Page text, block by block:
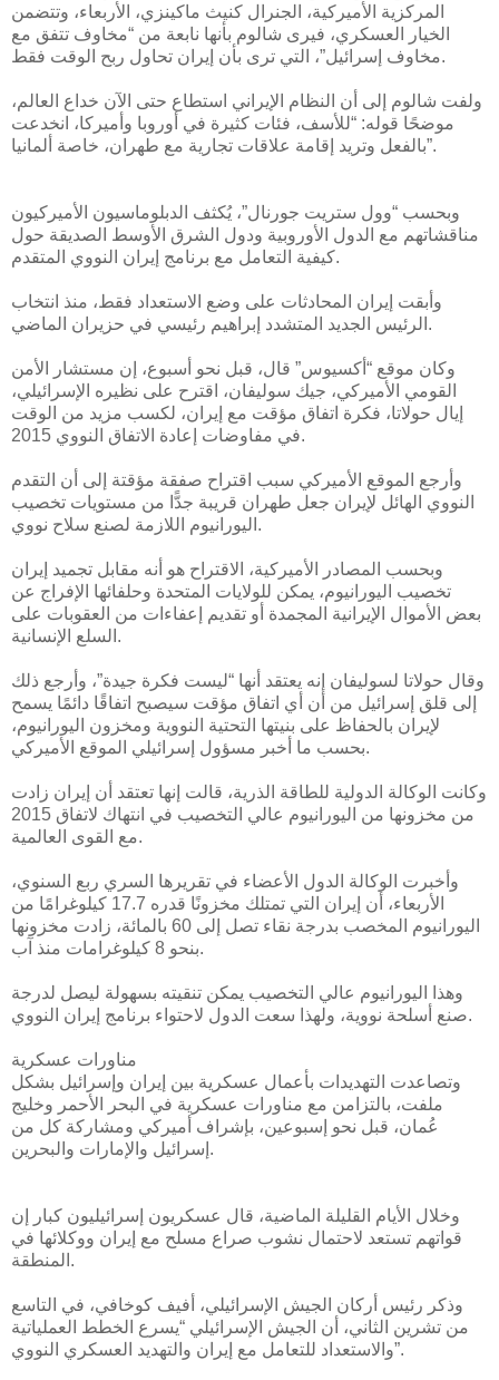
المركزية الأميركية، الجنرال كنيث ماكينزي، الأربعاء، وتتضمن
الخيار العسكري، فيرى شالوم بأنها نابعة من “مخاوف تتفق مع
مخاوف إسرائيل”، التي ترى بأن إيران تحاول ربح الوقت فقط.
ولفت شالوم إلى أن النظام الإيراني استطاع حتى الآن خداع العالم،
موضحًا قوله: “للأسف، فئات كثيرة في أوروبا وأميركا، انخدعت
بالفعل وتريد إقامة علاقات تجارية مع طهران، خاصة ألمانيا”.
وبحسب “وول ستريت جورنال”، يُكثف الدبلوماسيون الأميركيون
مناقشاتهم مع الدول الأوروبية ودول الشرق الأوسط الصديقة حول
كيفية التعامل مع برنامج إيران النووي المتقدم.
وأبقت إيران المحادثات على وضع الاستعداد فقط، منذ انتخاب
الرئيس الجديد المتشدد إبراهيم رئيسي في حزيران الماضي.
وكان موقع “أكسيوس” قال، قبل نحو أسبوع، إن مستشار الأمن
القومي الأميركي، جيك سوليفان، اقترح على نظيره الإسرائيلي،
إيال حولاتا، فكرة اتفاق مؤقت مع إيران، لكسب مزيد من الوقت
في مفاوضات إعادة الاتفاق النووي 2015.
وأرجع الموقع الأميركي سبب اقتراح صفقة مؤقتة إلى أن التقدم
النووي الهائل لإيران جعل طهران قريبة جدًّا من مستويات تخصيب
اليورانيوم اللازمة لصنع سلاح نووي.
وبحسب المصادر الأميركية، الاقتراح هو أنه مقابل تجميد إيران
تخصيب اليورانيوم، يمكن للولايات المتحدة وحلفائها الإفراج عن
بعض الأموال الإيرانية المجمدة أو تقديم إعفاءات من العقوبات على
السلع الإنسانية.
وقال حولاتا لسوليفان إنه يعتقد أنها “ليست فكرة جيدة”، وأرجع ذلك
إلى قلق إسرائيل من أن أي اتفاق مؤقت سيصبح اتفاقًا دائمًا يسمح
لإيران بالحفاظ على بنيتها التحتية النووية ومخزون اليورانيوم،
بحسب ما أخبر مسؤول إسرائيلي الموقع الأميركي.
وكانت الوكالة الدولية للطاقة الذرية، قالت إنها تعتقد أن إيران زادت
من مخزونها من اليورانيوم عالي التخصيب في انتهاك لاتفاق 2015
مع القوى العالمية.
وأخبرت الوكالة الدول الأعضاء في تقريرها السري ربع السنوي،
الأربعاء، أن إيران التي تمتلك مخزونًا قدره 17.7 كيلوغرامًا من
اليورانيوم المخصب بدرجة نقاء تصل إلى 60 بالمائة، زادت مخزونها
بنحو 8 كيلوغرامات منذ آب.
وهذا اليورانيوم عالي التخصيب يمكن تنقيته بسهولة ليصل لدرجة
صنع أسلحة نووية، ولهذا سعت الدول لاحتواء برنامج إيران النووي.
مناورات عسكرية
وتصاعدت التهديدات بأعمال عسكرية بين إيران وإسرائيل بشكل
ملفت، بالتزامن مع مناورات عسكرية في البحر الأحمر وخليج
عُمان، قبل نحو إسبوعين، بإشراف أميركي ومشاركة كل من
إسرائيل والإمارات والبحرين.
وخلال الأيام القليلة الماضية، قال عسكريون إسرائيليون كبار إن
قواتهم تستعد لاحتمال نشوب صراع مسلح مع إيران ووكلائها في
المنطقة.
وذكر رئيس أركان الجيش الإسرائيلي، أفيف كوخافي، في التاسع
من تشرين الثاني، أن الجيش الإسرائيلي “يسرع الخطط العملياتية
والاستعداد للتعامل مع إيران والتهديد العسكري النووي”.